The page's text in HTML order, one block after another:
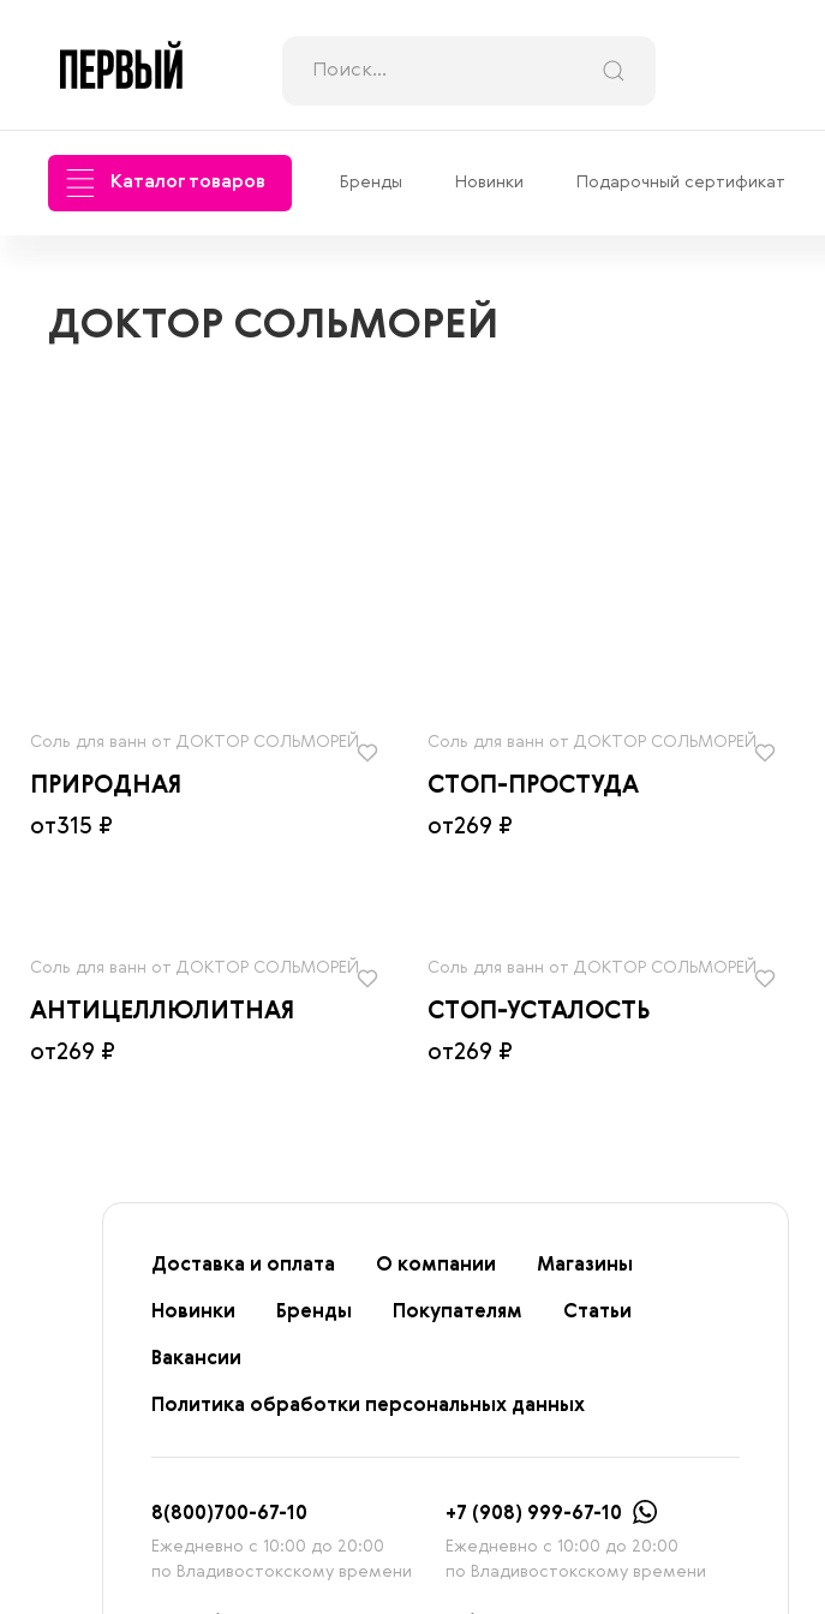
Каталог товаров Бренды Новинки Подарочный сертификат
ДОКТОР СОЛЬМОРЕЙ
Соль для ванн от ДОКТОР СОЛЬМОРЕЙ
ПРИРОДНАЯ
от315 ₽
Соль для ванн от ДОКТОР СОЛЬМОРЕЙ
СТОП-ПРОСТУДА
от269 ₽
Соль для ванн от ДОКТОР СОЛЬМОРЕЙ
АНТИЦЕЛЛЮЛИТНАЯ
от269 ₽
Соль для ванн от ДОКТОР СОЛЬМОРЕЙ
СТОП-УСТАЛОСТЬ
от269 ₽
Доставка и оплата О компании Магазины
Новинки Бренды Покупателям Статьи
Вакансии
Политика обработки персональных данных
8(800)700-67-10
Ежедневно с 10:00 до 20:00
по Владивостокскому времени
+7 (908) 999-67-10
Ежедневно с 10:00 до 20:00
по Владивостокскому времени